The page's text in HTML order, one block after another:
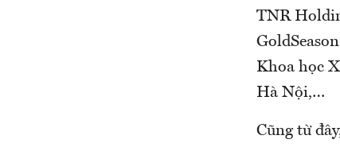
TNR
Khoa học
Hà Nội,…
Cũng từ